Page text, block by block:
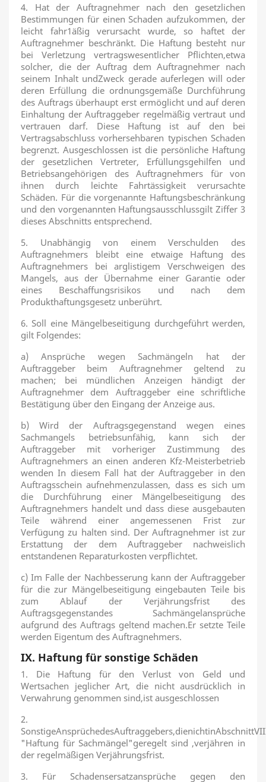
4. Hat der Auftragnehmer nach den gesetzlichen
Bestimmungen für einen Schaden aufzukommen, der
leicht fahr1äßig verursacht wurde, so haftet der
Auftragnehmer beschränkt. Die Haftung besteht nur
bei Verletzung vertragswesentlicher Pflichten,etwa
solcher, die der Auftrag dem Auftragnehmer nach
seinem Inhalt undZweck gerade auferlegen will oder
deren Erfüllung die ordnungsgemäße Durchführung
des Auftrags überhaupt erst ermöglicht und auf deren
Einhaltung der Auftraggeber regelmäßig vertraut und
vertrauen darf. Diese Haftung ist auf den bei
Vertragsabschluss vorhersehbaren typischen Schaden
begrenzt. Ausgeschlossen ist die persönliche Haftung
der gesetzlichen Vertreter, Erfüllungsgehilfen und
Betriebsangehörigen des Auftragnehmers für von
ihnen durch leichte Fahrtässigkeit verursachte
Schäden. Für die vorgenannte Haftungsbeschränkung
und den vorgenannten Haftungsausschlussgilt Ziffer 3
dieses Abschnitts entsprechend.
5. Unabhängig von einem Verschulden des
Auftragnehmers bleibt eine etwaige Haftung des
Auftragnehmers bei arglistigem Verschweigen des
Mangels, aus der Übernahme einer Garantie oder
eines Beschaffungsrisikos und nach dem
Produkthaftungsgesetz unberührt.
6. Soll eine Mängelbeseitigung durchgeführt werden,
gilt Folgendes:
a) Ansprüche wegen Sachmängeln hat der
Auftraggeber beim Auftragnehmer geltend zu
machen; bei mündlichen Anzeigen händigt der
Auftragnehmer dem Auftraggeber eine schriftliche
Bestätigung über den Eingang der Anzeige aus.
b) Wird der Auftragsgegenstand wegen eines
Sachmangels betriebsunfähig, kann sich der
Auftraggeber mit vorheriger Zustimmung des
Auftragnehmers an einen anderen Kfz-Meisterbetrieb
wenden In diesem Fall hat der Auftraggeber in den
Auftragsschein aufnehmenzulassen, dass es sich um
die Durchführung einer Mängelbeseitigung des
Auftragnehmers handelt und dass diese ausgebauten
Teile während einer angemessenen Frist zur
Verfügung zu halten sind. Der Auftragnehmer ist zur
Erstattung der dem Auftraggeber nachweislich
entstandenen Reparaturkosten verpflichtet.
c) Im Falle der Nachbesserung kann der Auftraggeber
für die zur Mängelbeseitigung eingebauten Teile bis
zum Ablauf der Verjährungsfrist des
Auftragsgegenstandes Sachmängelansprüche
aufgrund des Auftrags geltend machen.Er setzte Teile
werden Eigentum des Auftragnehmers.
IX. Haftung für sonstige Schäden
1. Die Haftung für den Verlust von Geld und
Wertsachen jeglicher Art, die nicht ausdrücklich in
Verwahrung genommen sind,ist ausgeschlossen
2.
"Haftung für Sachmängel"geregelt sind ,verjähren in
der regelmäßigen Verjährungsfrist.
3. Für Schadensersatzansprüche gegen den